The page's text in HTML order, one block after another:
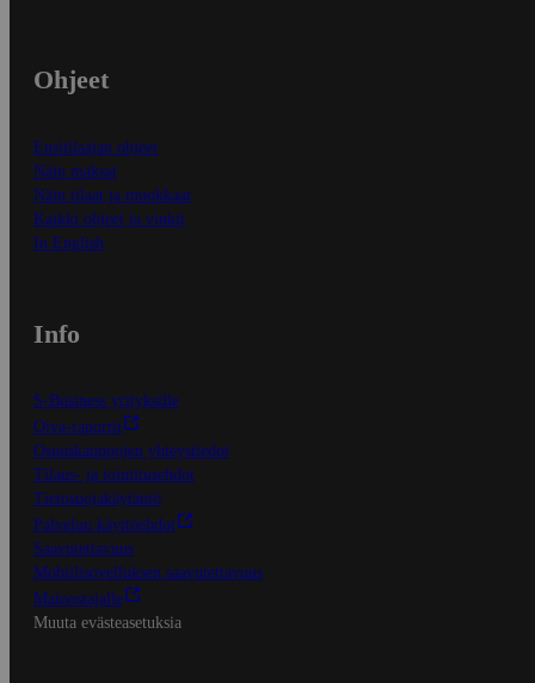
Ohjeet
Ensitilaajan ohjeet
Näin maksat
Näin tilaat ja muokkaat
Kaikki ohjeet ja vinkit
In English
Info
S-Business yrityksille
Oiva-raportit
Osuuskauppojen yhteystiedot
Tilaus- ja toimitusehdot
Tietosuojakäytäntö
Palvelun käyttöehdot
Saavutettavuus
Mobiilisovelluksen saavutettavuus
Mainostajalle
Muuta evästeasetuksia